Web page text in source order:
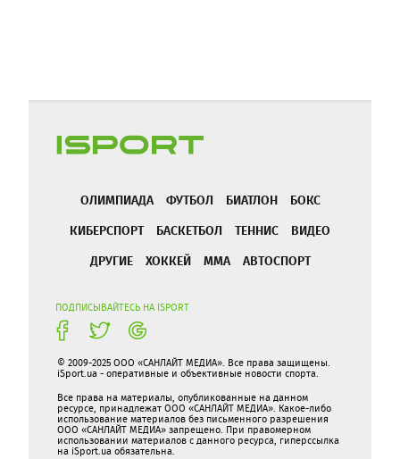
ОЛИМПИАДА ФУТБОЛ БИАТЛОН
БОКС
КИБЕРСПОРТ
БАСКЕТБОЛ ТЕННИС
ВИДЕО
ДРУГИЕ
ХОККЕЙ ММА АВТОСПОРТ
ПОДПИСЫВАЙТЕСЬ НА ISPORT
© 2009-2025 ООО «САНЛАЙТ МЕДИА». Все права защищены.
iSport.ua - оперативные и объективные новости спорта.
Все права на материалы, опубликованные на данном
ресурсе, принадлежат ООО «САНЛАЙТ МЕДИА». Какое-либо
использование материалов без письменного разрешения
ООО «САНЛАЙТ МЕДИА» запрещено. При правомерном
использовании материалов с данного ресурса, гиперссылка
на iSport.ua обязательна.